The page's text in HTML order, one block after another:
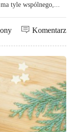
tyle wspólnego,...
Komentarz